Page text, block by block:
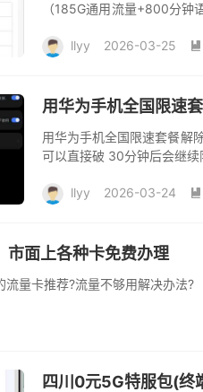
（185G通用流量+800分钟
llyy 2026-03-25 
用华为手机全国限速
用华为手机全国限速套餐解
可以直接破 30分钟后会继
llyy 2026-03-24 
市面上各种卡免费办理
量卡推荐?流量不够用解决办法?
四川0元5G特服包(